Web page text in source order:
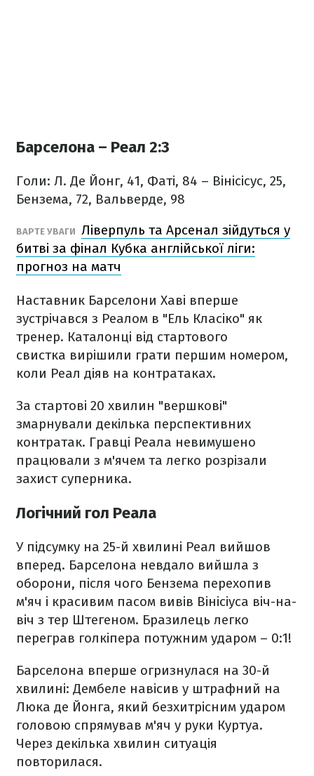
Барселона – Реал 2:3
Голи: Л. Де Йонг, 41, Фаті, 84 – Вінісісус, 25,
Бензема, 72, Вальверде, 98
ВАРТЕ УВАГИ Ліверпуль та Арсенал зійдуться у
битві за фінал Кубка англійської ліги:
прогноз на матч
Наставник Барселони Хаві вперше
зустрічався з Реалом в "Ель Класіко" як
тренер. Каталонці від стартового
свистка вирішили грати першим номером,
коли Реал діяв на контратаках.
За стартові 20 хвилин "вершкові"
змарнували декілька перспективних
контратак. Гравці Реала невимушено
працювали з м'ячем та легко розрізали
захист суперника.
Логічний гол Реала
У підсумку на 25-й хвилині Реал вийшов
вперед. Барселона невдало вийшла з
оборони, після чого Бензема перехопив
м'яч і красивим пасом вивів Вінісіуса віч-на-
віч з тер Штегеном. Бразилець легко
переграв голкіпера потужним ударом – 0:1!
Барселона вперше огризнулася на 30-й
хвилині: Дембеле навісив у штрафний на
Люка де Йонга, який безхитрісним ударом
головою спрямував м'яч у руки Куртуа.
Через декілька хвилин ситуація
повторилася.